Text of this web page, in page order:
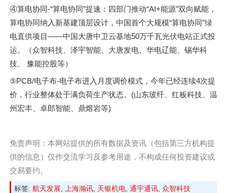
④算电协同-“算电协同”提速：四部门推动“AI+能源”双向赋能，
算电协同纳入新基建顶层设计，中国首个大规模“算电协同”绿
电直供项目——中国大唐中卫云基地50万千瓦光伏电站正式投
运。（众智科技、泽宇智能、大唐发电、华电辽能、锡华科
技、 豫能控股等）
⑤PCB/电子布-电子布进入月度调价模式，今年已经连续4次提
价，行业整体处于满负荷生产状态。(山东玻纤、红板科技、温
州宏丰、卓郎智能、鼎熔岩等)
免责声明：本网站提供的所有数据及资讯（包括第三方机构提
供的信息）仅作交流学习及参考用途，不构成任何投资建议或
交易要约‌。
标签: 航天发展 上海瀚讯, 天银机电, 通宇通讯, 众智科技